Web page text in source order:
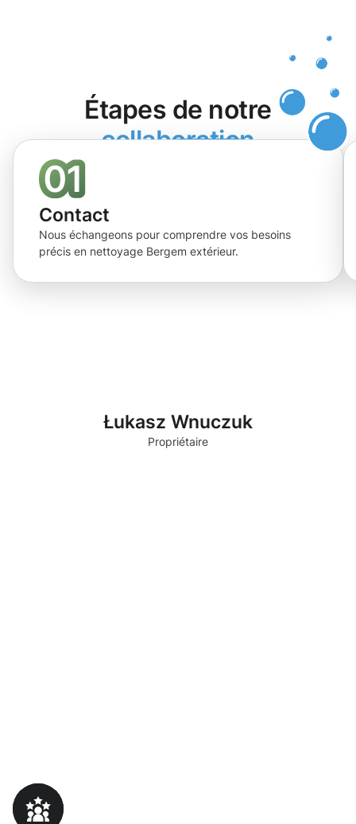
Étapes de notre
collaboration
Contact
Nous échangeons pour comprendre vos besoins
précis en nettoyage Bergem extérieur.
Łukasz Wnuczuk
Propriétaire